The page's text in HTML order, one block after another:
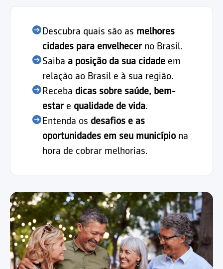
Descubra quais são as melhores
cidades para envelhecerno Brasil.
Saiba a posição da sua cidade em
relação ao Brasil e à sua região.
Receba dicas sobre saúde, bem-
estare qualidade de vida.
Entenda os desafios e as
oportunidades em seu município na
hora de cobrar melhorias.